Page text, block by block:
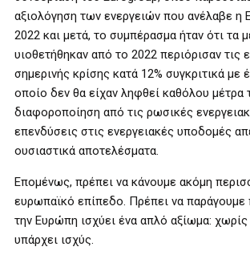
αξιολόγηση των ενεργειών που ανέλαβε η
2022 και μετά, το συμπέρασμα ήταν ότι τα
υιοθετήθηκαν από το 2022 περιόρισαν τις
σημερινής κρίσης κατά 12% συγκριτικά με
οποίο δεν θα είχαν ληφθεί καθόλου μέτρα
διαφοροποίηση από τις ρωσικές
επενδύσεις στις ενεργειακές υποδομές
ουσιαστικά αποτελέσματα.
Επομένως, πρέπει να κάνουμε ακόμη
ευρωπαϊκό επίπεδο. Πρέπει να παράγουμε
την Ευρώπη ισχύει ένα απλό αξίωμα:
υπάρχει ισχύς.